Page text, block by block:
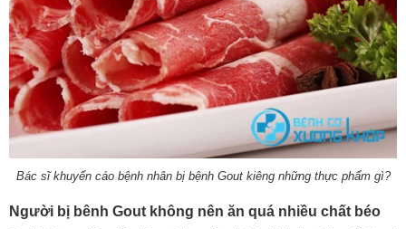
Bác sĩ khuyến cáo bệnh nhân bị bệnh Gout kiêng những thực phẩm gì?
Người bị bênh Gout không nên ăn quá nhiều chất béo